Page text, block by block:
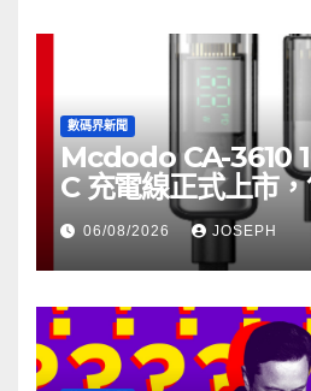
數碼界新聞
Mcdodo CA-3610
C 充電線正式上市
06/08/2026 JOSEPH